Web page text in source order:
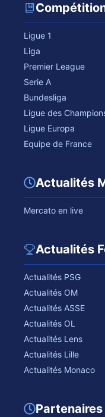
Ligue 1
Liga
Premier League
Serie A
Bundesliga
Ligue des
Ligue Europa
Equipe de France
Actualités
Mercato en live
Actualités
Actualités PSG
Actualités OM
Actualités ASSE
Actualités OL
Actualités Lens
Actualités Lille
Actualités Monaco
Partenaires